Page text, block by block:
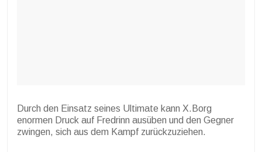
Durch den Einsatz seines Ultimate kann X.Borg
enormen Druck auf Fredrinn ausüben und den Gegner
zwingen, sich aus dem Kampf zurückzuziehen.